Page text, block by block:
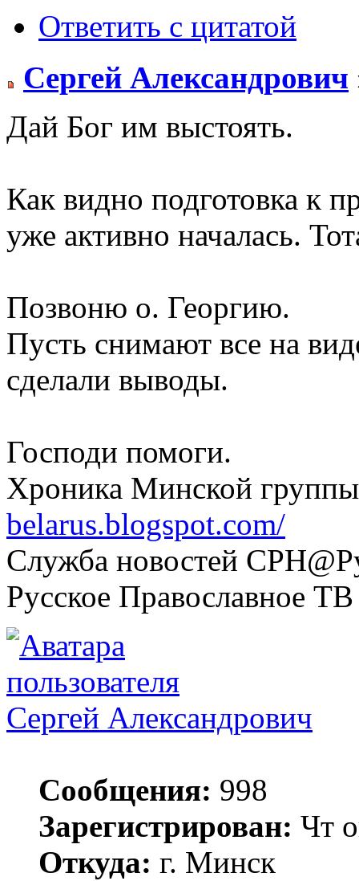
Ответить с цитатой
Сергей Александрович
Дай Бог им выстоять.
Как видно подготовка к
уже активно началась.
Позвоню о. Георгию.
Пусть снимают все на
сделали выводы.
Господи помоги.
Хроника Минской
belarus.blogspot.com/
Служба новостей
Русское Православное
Сергей Александрович
Сообщения: 998
Зарегистрирован: Чт
Откуда: г. Минск